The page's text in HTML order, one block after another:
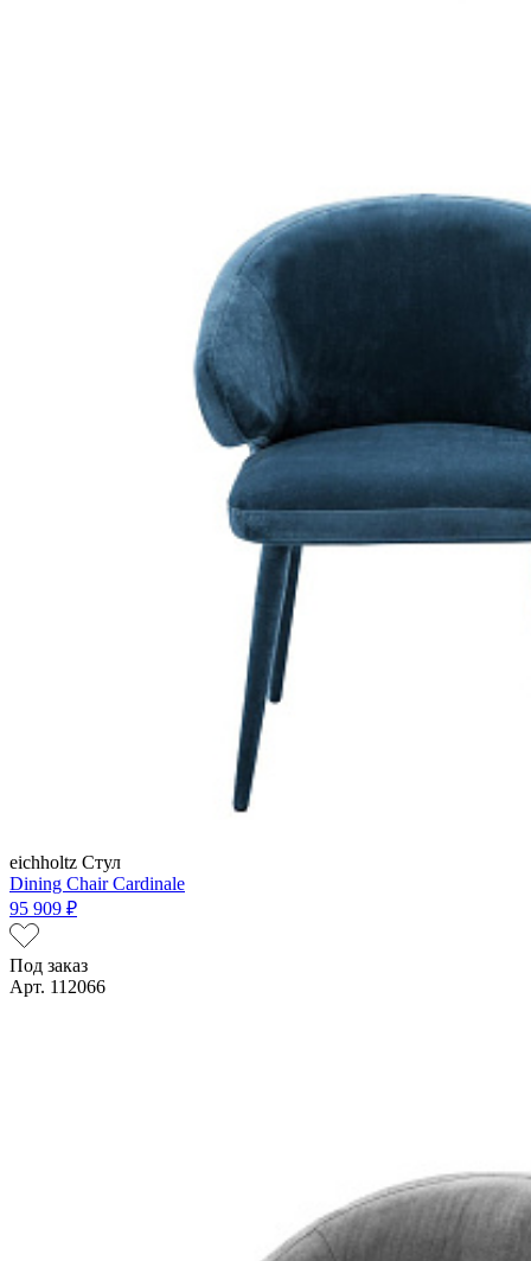
eichholtz Стул
Dining Chair Cardinale
95 909 ₽
Под заказ
Арт. 112066